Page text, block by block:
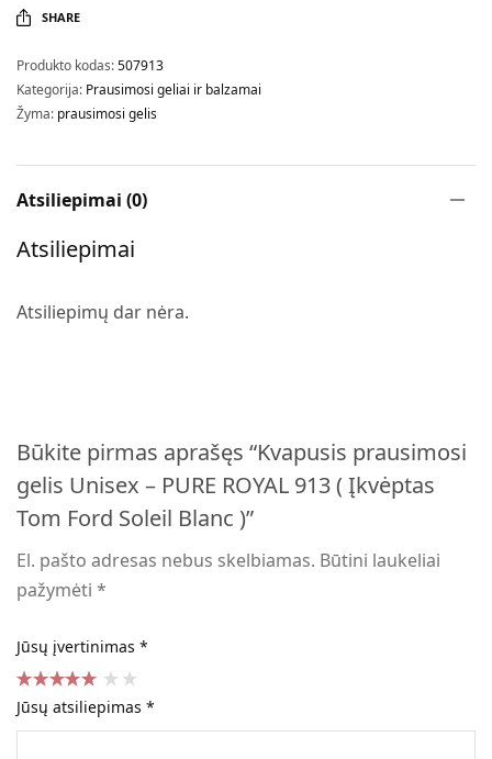
SHARE
Produkto kodas:507913
Kategorija: Prausimosi geliai ir balzamai
Žyma: prausimosi gelis
Atsiliepimai (0)
Atsiliepimai
Atsiliepimų dar nėra.
Būkite pirmas aprašęs “Kvapusis prausimosi
gelis Unisex – PURE ROYAL 913 ( Įkvėptas
Tom Ford Soleil Blanc )”
El. pašto adresas nebus skelbiamas. Būtini laukeliai
pažymėti*
Jūsų įvertinimas *
Jūsų atsiliepimas*